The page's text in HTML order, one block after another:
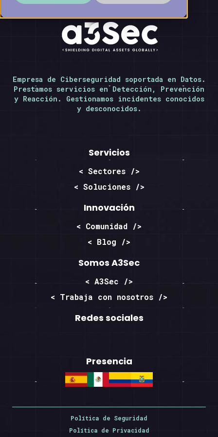
Empresa de Ciberseguridad soportada en Datos.
Prestamos servicios en Detección, Prevención
y Reacción. Gestionamos incidentes conocidos
y desconocidos.
Servicios
< Sectores />
< Soluciones />
Innovación
< Comunidad />
< Blog />
Somos A3Sec
< A3Sec />
< Trabaja con nosotros />
Redes sociales
Presencia
Política de Seguridad
Política de Privacidad